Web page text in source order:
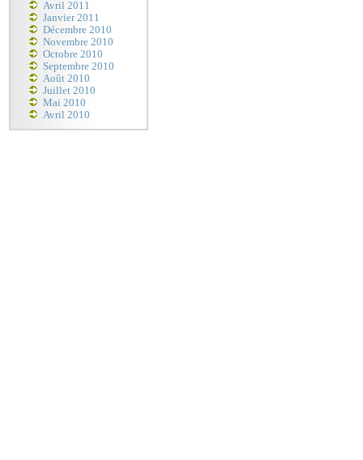
Avril 2011
Janvier 2011
Décembre 2010
Novembre 2010
Octobre 2010
Septembre 2010
Août 2010
Juillet 2010
Mai 2010
Avril 2010